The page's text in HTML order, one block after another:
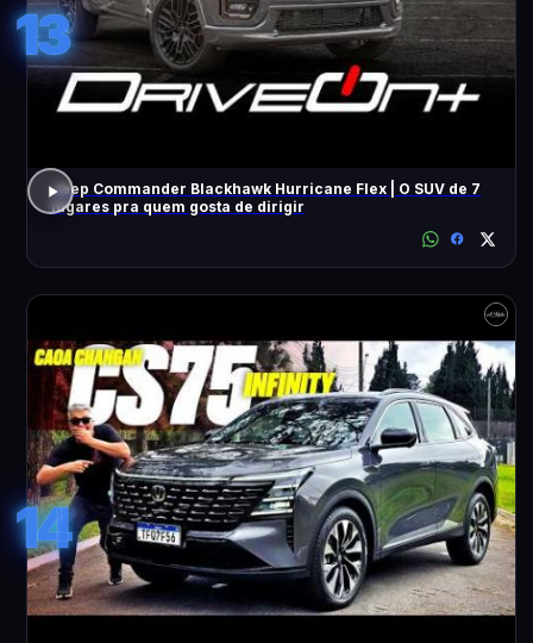
13
Jeep Commander Blackhawk Hurricane Flex | O SUV de 7
lugares pra quem gosta de dirigir
14